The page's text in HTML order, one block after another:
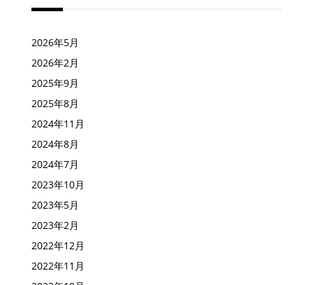
2026年5月
2026年2月
2025年9月
2025年8月
2024年11月
2024年8月
2024年7月
2023年10月
2023年5月
2023年2月
2022年12月
2022年11月